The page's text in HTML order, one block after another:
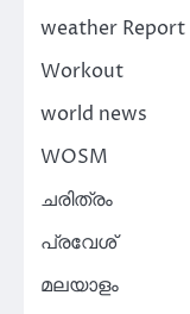
weather Report
Workout
world news
WOSM
ചരിത്രം
പ്രവേശ്
മലയാളം